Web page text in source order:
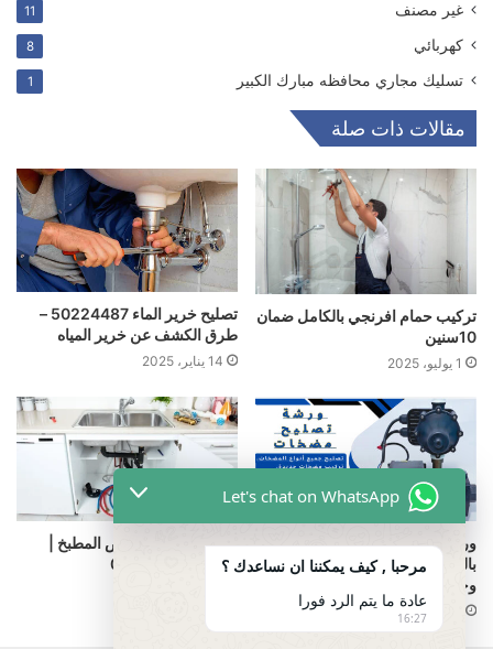
غير مصنف 11
كهربائي 8
تسليك مجاري محافظه مبارك الكبير 1
مقالات ذات صلة
تركيب حمام افرنجي بالکامل ضمان
10سنین
1 يوليو، 2025
تصليح خرير الماء 50224487‬ –
طرق الكشف عن خرير المياه
14 يناير، 2025
ورشة تصليح مضخات المياه
بالكويت 50224487: احترافية
وخبرة
تسليك ماسورة حوض المطبخ |
0096550224487
Let's chat on WhatsApp
مرحبا , كيف يمكننا ان نساعدك ؟
عادة ما يتم الرد فورا
16:27